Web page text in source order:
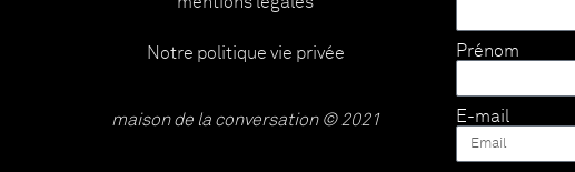
Notre politique vie privée
maison de la conversation © 2021
Prénom
E-mail